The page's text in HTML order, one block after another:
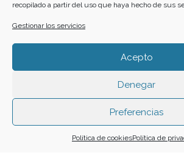
recopilado a partir del uso que haya hecho de sus
Gestionar los servicios
Acepto
Denegar
Preferencias
Política de cookiesPolítica de
24 25 26 27 28
31
Funciona
Buscar